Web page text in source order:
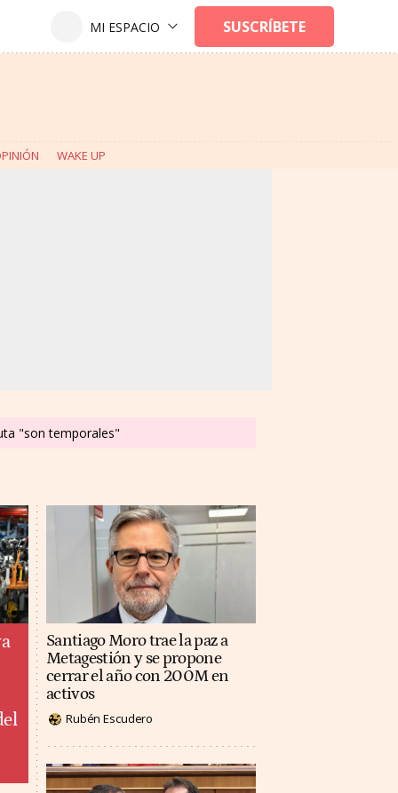
WAKE UP
"son temporales"
Santiago Moro trae la paz a
Metagestión y se propone
cerrar el año con 200M en
activos
Rubén Escudero